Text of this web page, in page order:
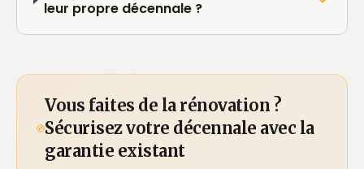
leur propre décennale ?
Vous faites de la rénovation ?
Sécurisez votre décennale avec la
garantie existant